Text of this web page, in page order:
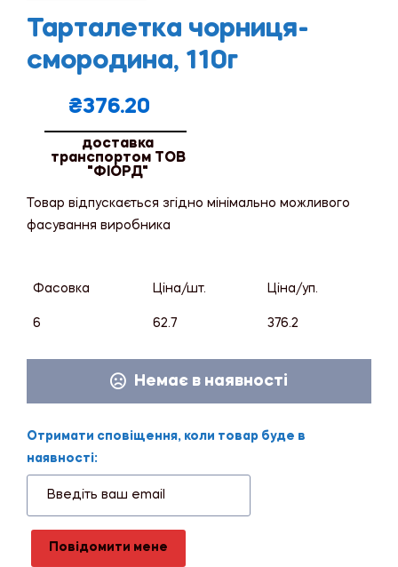
Тарталетка чорниця-
смородина, 110г
₴376.20
доставка
транспортом ТОВ
"ФІОРД"
Товар відпускається згідно мінімально можливого
фасування виробника
Фасовка Ціна/шт. Ціна/уп.
6 62.7 376.2
Немає в наявності
Отримати сповіщення, коли товар буде в
наявності:
Повідомити мене